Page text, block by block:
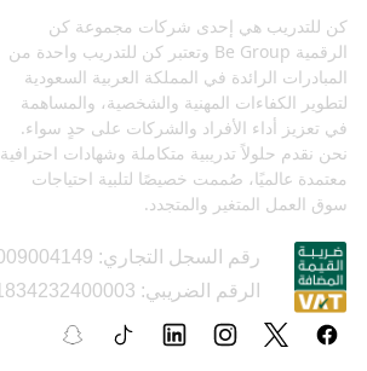
كن للتدريب هي إحدى شركات مجموعة كن
الرقمية Be Group وتعتبر كن للتدريب واحدة من
المبادرات الرائدة في المملكة العربية السعودية
لتطوير الكفاءات المهنية والشخصية، والمساهمة
في تعزيز أداء الأفراد والشركات على حدٍ سواء.
نحن نقدم حلولاً تدريبية متكاملة وشهادات احترافية
معتمدة عالميًا، صُممت خصيصًا لتلبية احتياجات
سوق العمل المتغير والمتجدد.
رقم السجل التجاري: 1009004149
الرقم الضريبي: 311834232400003